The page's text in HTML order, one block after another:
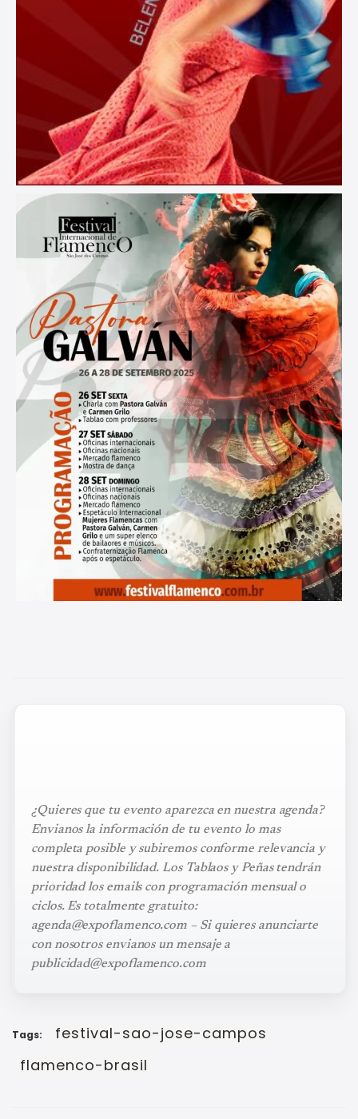
¿Quieres que tu evento aparezca en nuestra agenda?
Envianos la información de tu evento lo mas
completa posible y subiremos conforme relevancia y
nuestra disponibilidad. Los Tablaos y Peñas tendrán
prioridad los emails con programación mensual o
ciclos. Es totalmente gratuito:
agenda@expoflamenco.com – Si quieres anunciarte
con nosotros envianos un mensaje a
publicidad@expoflamenco.com
Tags:
festival-sao-jose-campos
flamenco-brasil